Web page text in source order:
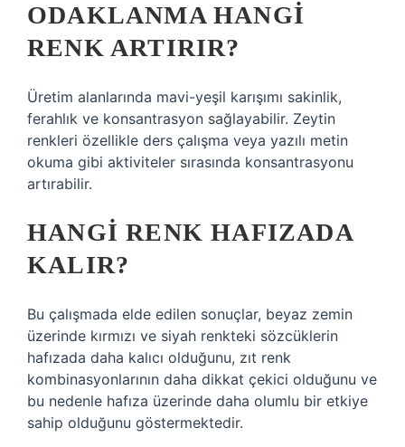
ODAKLANMA HANGI
RENK ARTIRIR?
Üretim alanlarında mavi-yeşil karışımı sakinlik,
ferahlık ve konsantrasyon sağlayabilir. Zeytin
renkleri özellikle ders çalışma veya yazılı metin
okuma gibi aktiviteler sırasında konsantrasyonu
artırabilir.
HANGI RENK HAFIZADA
KALIR?
Bu çalışmada elde edilen sonuçlar, beyaz zemin
üzerinde kırmızı ve siyah renkteki sözcüklerin
hafızada daha kalıcı olduğunu, zıt renk
kombinasyonlarının daha dikkat çekici olduğunu ve
bu nedenle hafıza üzerinde daha olumlu bir etkiye
sahip olduğunu göstermektedir.